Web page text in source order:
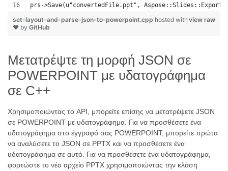
prs->Save(u"convertedFile.ppt",
view raw
set-layout-and-parse-json-to-powerpoint.cpp hosted with
❤ by GitHub
Μετατρέψτε τη μορφή JSON σε
POWERPOINT με υδατογράφημα
σε C++
Χρησιμοποιώντας το API, μπορείτε επίσης να μετατρέψετε JSON
σε POWERPOINT με υδατογράφημα. Για να προσθέσετε ένα
υδατογράφημα στο έγγραφό σας POWERPOINT, μπορείτε πρώτα
να αναλύσετε το JSON σε PPTX και να προσθέσετε ένα
υδατογράφημα σε αυτό. Για να προσθέσετε ένα υδατογράφημα,
φορτώστε το νέο αρχείο PPTX χρησιμοποιώντας την κλάση